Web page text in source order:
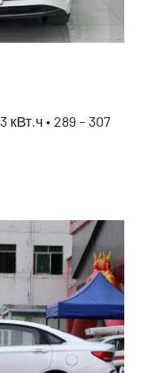
кВт.ч • 289 – 307